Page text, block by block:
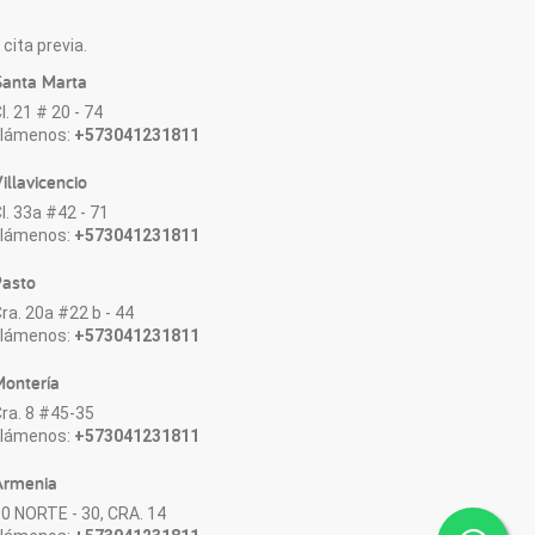
previa.
Marta
21 # 20 - 74
Llámenos: +573041231811
33a #42 - 71
Llámenos: +573041231811
20a #22 b - 44
Llámenos: +573041231811
8 #45-35
Llámenos: +573041231811
NORTE - 30, CRA. 14